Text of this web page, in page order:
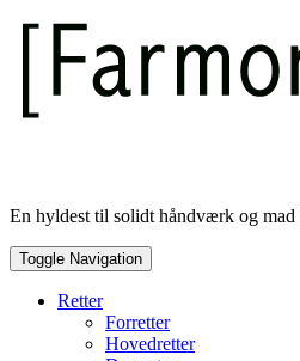
Skip
content
En hyldest til solidt håndværk og mad
Toggle Navigation
Retter
Forretter
Hovedretter